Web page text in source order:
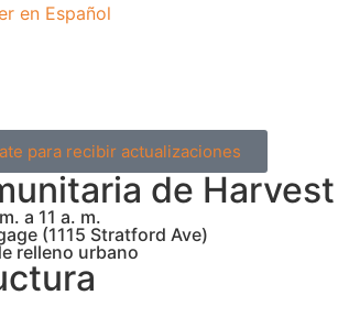
en Español
para recibir actualizaciones
de Harvest
a 11 a. m.
(1115 Stratford Ave)
relleno urbano